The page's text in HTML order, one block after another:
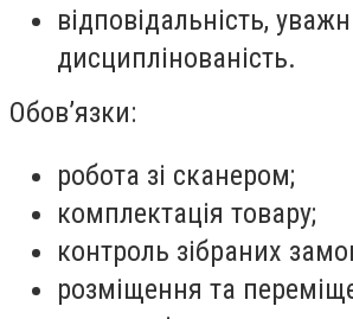
відповідальність,
дисциплінованість.
Обов’язки:
робота зі сканером;
комплектація товару;
контроль зібраних
розміщення та